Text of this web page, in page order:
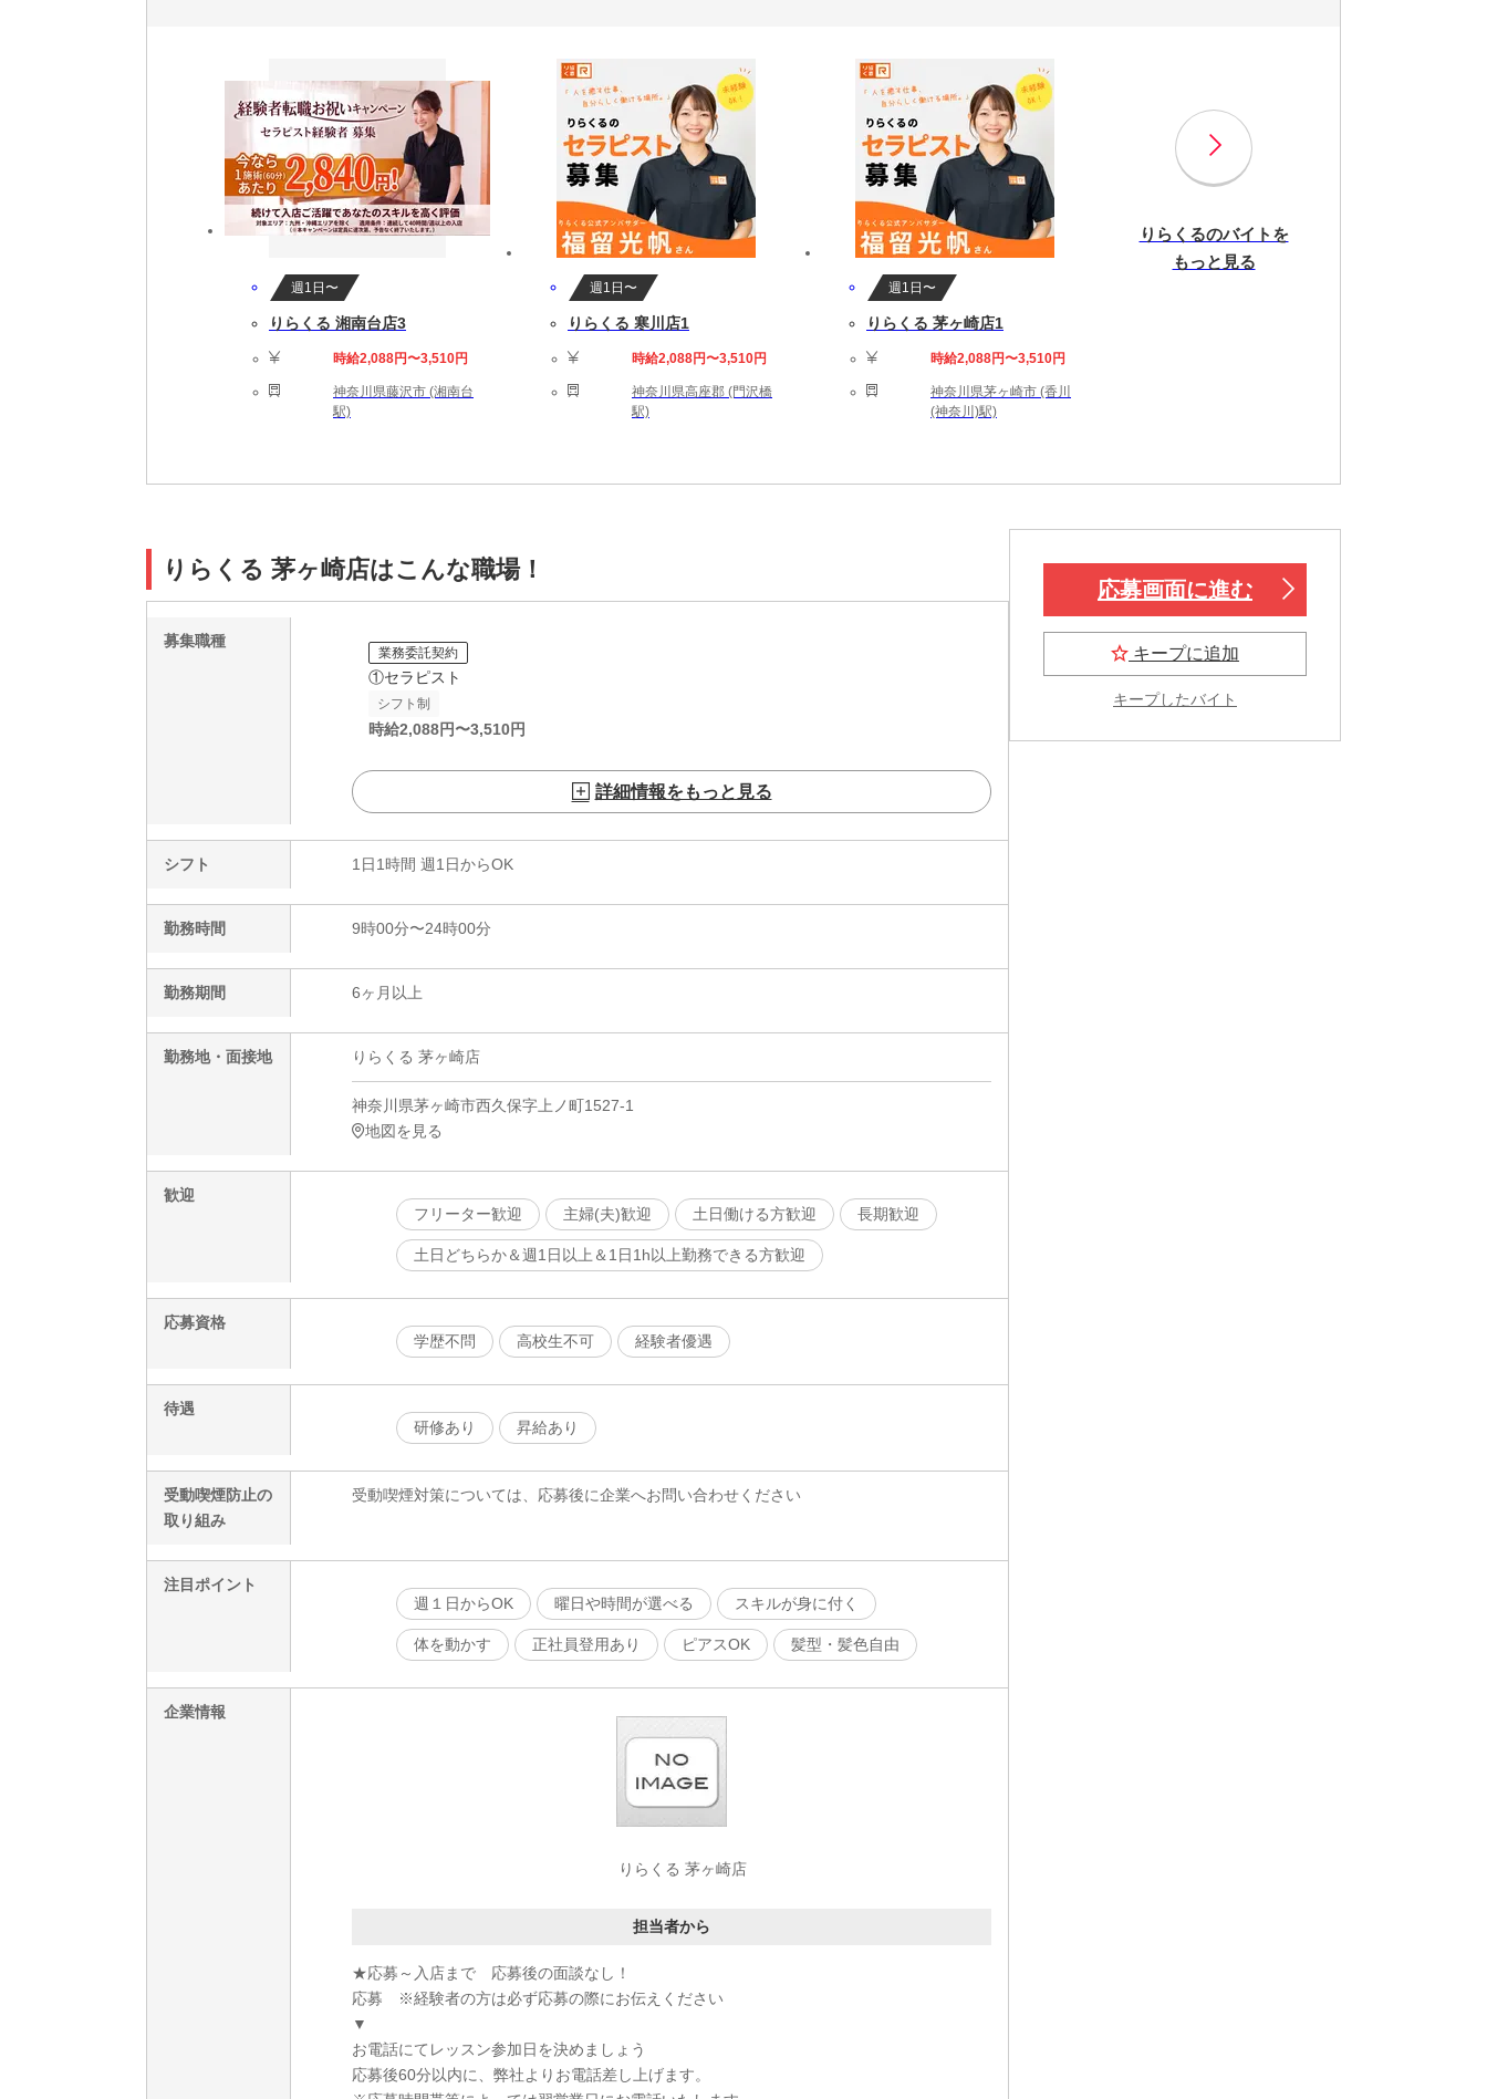
週1日〜
りらくる 湘南台店3
時給2,088円〜3,510円
神奈川県藤沢市 (湘南台
駅)
週1日〜
りらくる 寒川店1
時給2,088円〜3,510円
神奈川県高座郡 (門沢橋
駅)
週1日〜
りらくる 茅ヶ崎店1
時給2,088円〜3,510円
神奈川県茅ヶ崎市 (香川
(神奈川)駅)
りらくるのバイトを
もっと見る
りらくる 茅ヶ崎店はこんな職場！
募集職種
業務委託契約
①セラピスト
シフト制
時給2,088円〜3,510円
詳細情報をもっと見る
シフト 1日1時間 週1日からOK
勤務時間 9時00分〜24時00分
勤務期間 6ヶ月以上
勤務地・面接地 りらくる 茅ヶ崎店
神奈川県茅ヶ崎市西久保字上ノ町1527-1
地図を見る
歓迎
フリーター歓迎
主婦(夫)歓迎 土日働ける方歓迎 長期歓迎
土日どちらか＆週1日以上＆1日1h以上勤務できる方歓迎
応募資格
学歴不問
高校生不可 経験者優遇
待遇
研修あり
昇給あり
受動喫煙防止の
取り組み
受動喫煙対策については、応募後に企業へお問い合わせください
注目ポイント
週１日からOK
曜日や時間が選べる スキルが身に付く
体を動かす 正社員登用あり ピアスOK 髪型・髪色自由
企業情報
りらくる 茅ヶ崎店
担当者から
★応募～入店まで 応募後の面談なし！
応募 ※経験者の方は必ず応募の際にお伝えください
▼
お電話にてレッスン参加日を決めましょう
応募後60分以内に、弊社よりお電話差し上げます。
応募画面に進む
キープに追加
キープしたバイト